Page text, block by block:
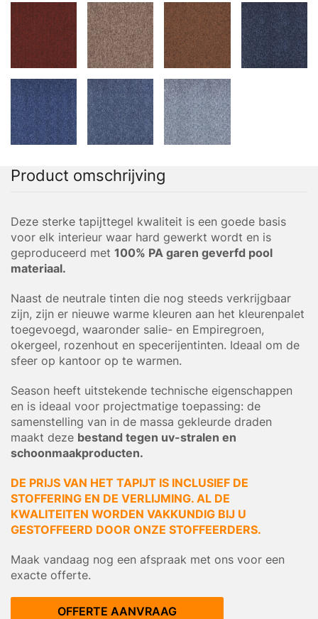
Product omschrijving
Deze sterke tapijttegel kwaliteit is een goede basis
voor elk interieur waar hard gewerkt wordt en is
geproduceerd met 100% PA garen geverfd pool
materiaal.
Naast de neutrale tinten die nog steeds verkrijgbaar
zijn, zijn er nieuwe warme kleuren aan het kleurenpalet
toegevoegd, waaronder salie- en Empiregroen,
okergeel, rozenhout en specerijentinten. Ideaal om de
sfeer op kantoor op te warmen.
Season heeft uitstekende technische eigenschappen
en is ideaal voor projectmatige toepassing: de
samenstelling van in de massa gekleurde draden
maakt deze bestand tegen uv-stralen en
schoonmaakproducten.
DE PRIJS VAN HET TAPIJT IS INCLUSIEF DE
STOFFERING EN DE VERLIJMING. AL DE
KWALITEITEN WORDEN VAKKUNDIG BIJ U
GESTOFFEERD DOOR ONZE STOFFEERDERS.
Maak vandaag nog een afspraak met ons voor een
exacte offerte.
OFFERTE AANVRAAG